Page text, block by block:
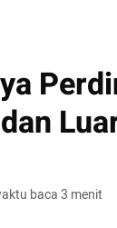
baca 3 menit